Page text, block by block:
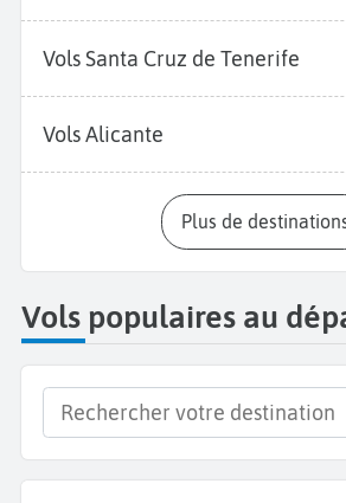
Vols Santa Cruz de Tenerife
Vols Alicante
Plus de
Vols populaires au